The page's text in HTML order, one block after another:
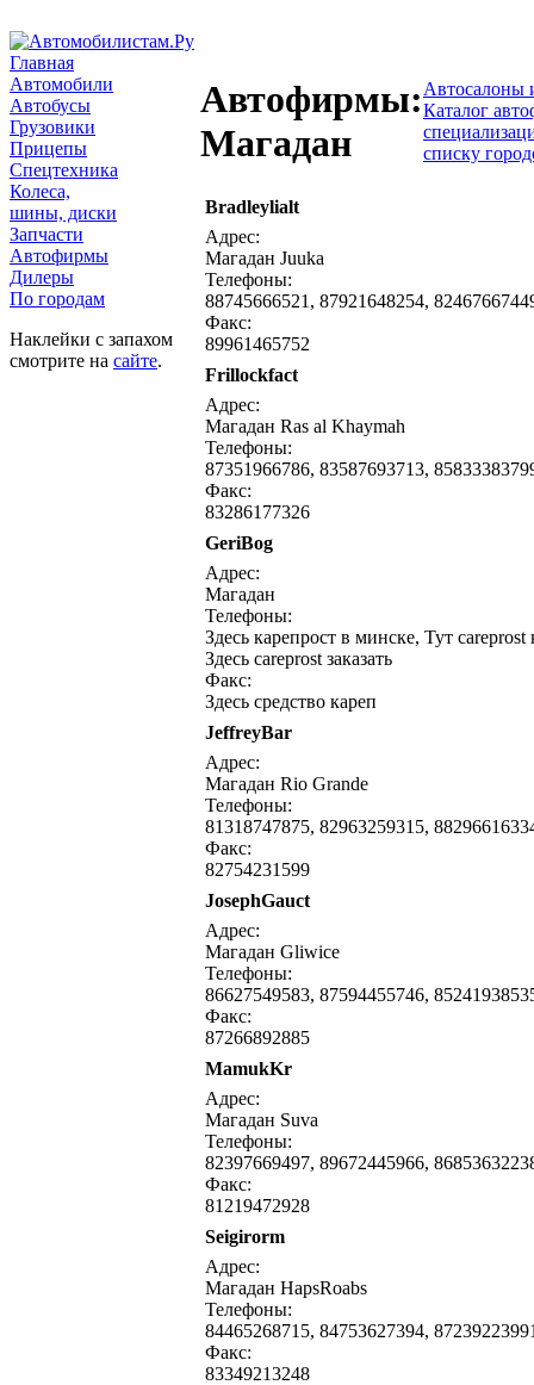
Главная
Автомобили
Автобусы
Грузовики
Прицепы
Спецтехника
Колеса,
шины, диски
Запчасти
Автофирмы
Дилеры
По городам
Наклейки с запахом
смотрите на сайте.
Автофирмы:
Магадан
Автосалоны
Каталог
списку
Bradleylialt
Адрес:
Магадан Juuka
Телефоны:
88745666521, 87921648254,
Факс:
89961465752
Frillockfact
Адрес:
Магадан Ras al Khaymah
Телефоны:
87351966786, 83587693713,
Факс:
83286177326
GeriBog
Адрес:
Магадан
Телефоны:
Здесь карепрост в минске, Тут careprost
Здесь careprost заказать
Факс:
Здесь средство кареп
JeffreyBar
Адрес:
Магадан Rio Grande
Телефоны:
81318747875, 82963259315,
Факс:
82754231599
JosephGauct
Адрес:
Магадан Gliwice
Телефоны:
86627549583, 87594455746,
Факс:
87266892885
MamukKr
Адрес:
Магадан Suva
Телефоны:
82397669497, 89672445966,
Факс:
81219472928
Seigirorm
Адрес:
Магадан HapsRoabs
Телефоны:
84465268715, 84753627394,
Факс:
83349213248